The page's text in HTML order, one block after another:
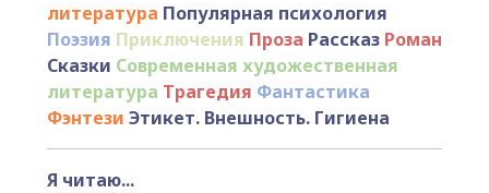
литература Популярная психология
Поэзия Приключения Проза Рассказ Роман
Сказки Современная художественная
литература Трагедия Фантастика
Фэнтези Этикет. Внешность. Гигиена
Я читаю...